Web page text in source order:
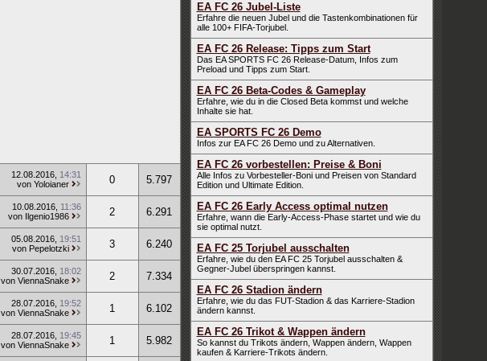
12.08.2016, 14:31
von Yoloianer
0 5.797
10.08.2016, 11:36
von Ilgenio1986
2 6.291
05.08.2016, 19:51
von Pepelotzki
3 6.240
30.07.2016, 18:02
von ViennaSnake
2 7.334
28.07.2016, 19:52
von ViennaSnake
1 6.102
28.07.2016, 19:45
von ViennaSnake
1 5.982
EA FC 26 Jubel-Liste
Erfahre die neuen Jubel und die Tastenkombinationen für
alle 100+ FIFA-Torjubel.
EA FC 26 Release: Tipps zum Start
Das EA SPORTS FC 26 Release-Datum, Infos zum
Preload und Tipps zum Start.
EA FC 26 Beta-Codes & Gameplay
Erfahre, wie du in die Closed Beta kommst und welche
Inhalte sie hat.
EA SPORTS FC 26 Demo
Infos zur EA FC 26 Demo und zu Alternativen.
EA FC 26 vorbestellen: Preise & Boni
Alle Infos zu Vorbesteller-Boni und Preisen von Standard
Edition und Ultimate Edition.
EA FC 26 Early Access optimal nutzen
Erfahre, wann die Early-Access-Phase startet und wie du
sie optimal nutzt.
EA FC 25 Torjubel ausschalten
Erfahre, wie du den EA FC 25 Torjubel ausschalten &
Gegner-Jubel überspringen kannst.
EA FC 26 Stadion ändern
Erfahre, wie du das FUT-Stadion & das Karriere-Stadion
ändern kannst.
EA FC 26 Trikot & Wappen ändern
So kannst du Trikots ändern, Wappen ändern, Wappen
kaufen & Karriere-Trikots ändern.